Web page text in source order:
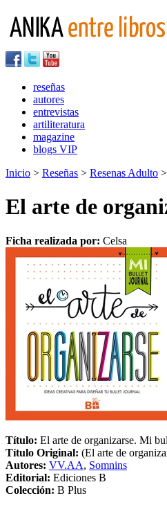
reseñas
autores
entrevistas
artiliteratura
magazine
blogs VIP
Inicio > Reseñas > Resenas Adulto >
El arte de
Ficha realizada por: Celsa
Título: El arte de organizarse. Mi
Título Original: (El arte de
Autores: VV.AA, Somnins
Editorial: Ediciones B
Colección: B Plus